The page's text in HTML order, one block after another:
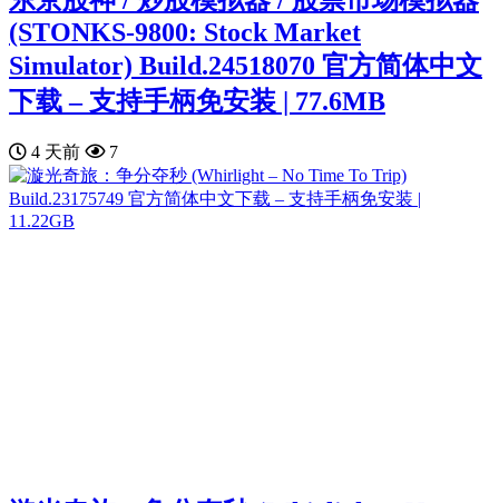
(STONKS-9800: Stock Market
Simulator) Build.24518070 官方简体中文
下载 – 支持手柄免安装 | 77.6MB
4 天前 7